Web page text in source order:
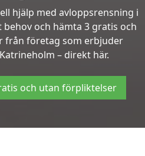
hjälp med avloppsrensning i
och hämta 3 gratis och
från företag som erbjuder
– direkt här.
och utan förpliktelser